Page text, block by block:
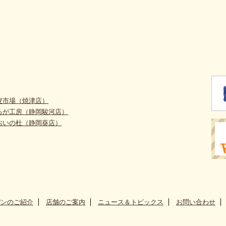
市場（焼津店）
が工房（静岡駿河店）
いの杜（静岡葵店）
のご紹介 店舗のご案内 ニュース＆トピックス お問い合わせ